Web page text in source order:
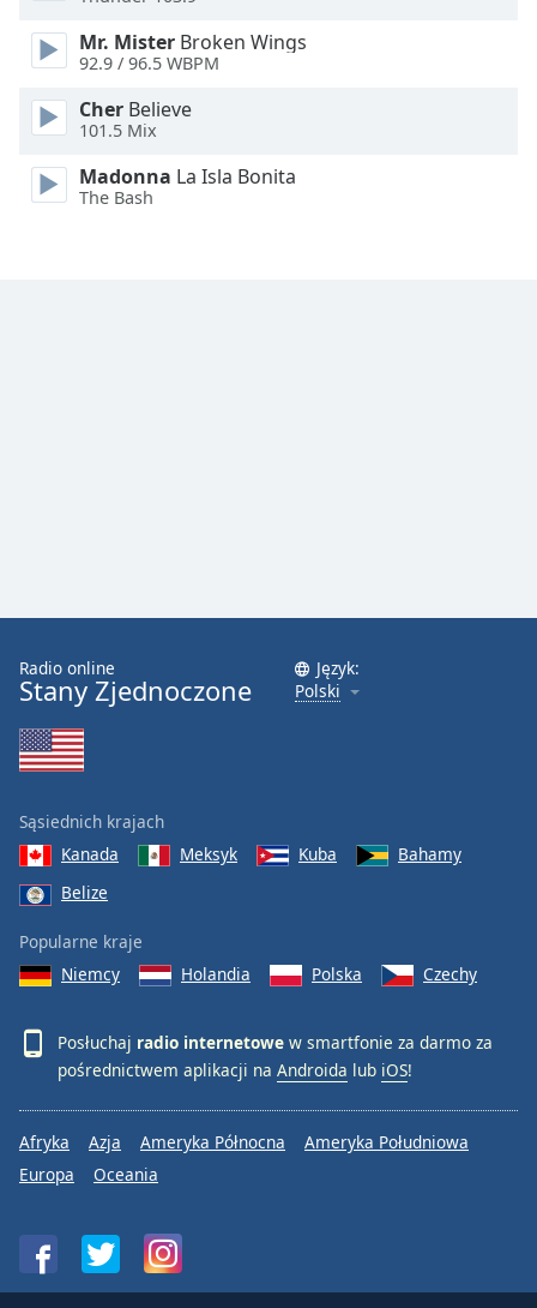
window. Mr. Mister Broken Wings
92.9 / 96.5 WBPM
Cher Believe
101.5 Mix
Madonna La Isla Bonita
The Bash
Radio online
Stany Zjednoczone
Język:
Polski
Sąsiednich krajach
Kanada
Meksyk Kuba
Bahamy
Belize
Popularne kraje
Niemcy
Holandia Polska Czechy
Posłuchaj radio internetowe w smartfonie za darmo za
pośrednictwem aplikacji na Androida lub iOS!
Afryka Azja Ameryka Północna
Ameryka Południowa
Europa
Oceania